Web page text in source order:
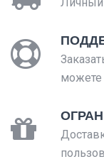
можете